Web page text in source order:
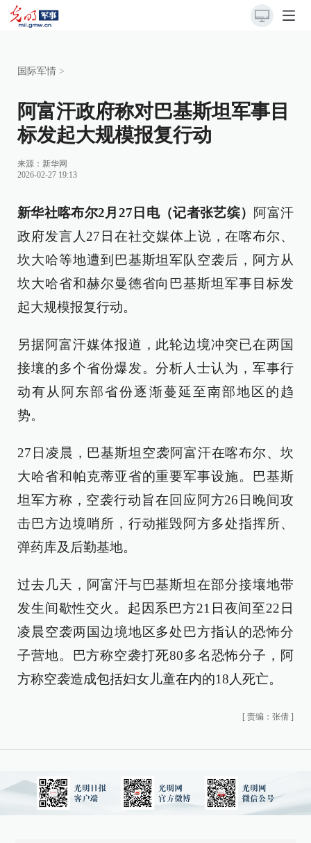
国际军情 >
阿富汗政府称对巴基斯坦军事目
标发起大规模报复行动
来源： 新华网
2026-02-27 19:13
新华社喀布尔2月27日电（记者张艺缤） 阿富汗
政府发言人27日在社交媒体上说，在喀布尔、
坎大哈等地遭到巴基斯坦军队空袭后，阿方从
坎大哈省和赫尔曼德省向巴基斯坦军事目标发
起大规模报复行动。
另据阿富汗媒体报道，此轮边境冲突已在两国
接壤的多个省份爆发。分析人士认为，军事行
动有从阿东部省份逐渐蔓延至南部地区的趋
势。
27日凌晨，巴基斯坦空袭阿富汗在喀布尔、坎
大哈省和帕克蒂亚省的重要军事设施。巴基斯
坦军方称，空袭行动旨在回应阿方26日晚间攻
击巴方边境哨所，行动摧毁阿方多处指挥所、
弹药库及后勤基地。
过去几天，阿富汗与巴基斯坦在部分接壤地带
发生间歇性交火。起因系巴方21日夜间至22日
凌晨空袭两国边境地区多处巴方指认的恐怖分
子营地。巴方称空袭打死80多名恐怖分子，阿
方称空袭造成包括妇女儿童在内的18人死亡。
[ 责编：张倩 ]